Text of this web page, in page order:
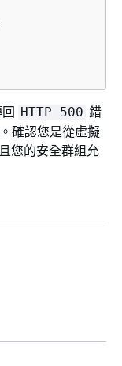
HTTP 500 錯
確認您是從虛擬
您的安全群組允